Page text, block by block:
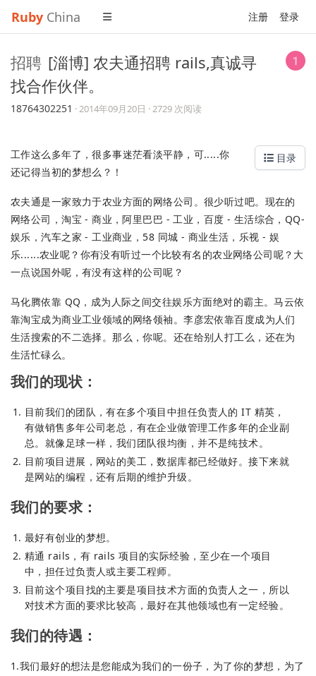
Ruby China 注册 登录
招聘 [淄博] 农夫通招聘 rails,真诚寻
找合作伙伴。
18764302251 ·2014年09月20日 · 2729 次阅读
目录
工作这么多年了，很多事迷茫看淡平静，可.....你
还记得当初的梦想么？！
农夫通是一家致力于农业方面的网络公司。很少听过吧。现在的
网络公司，淘宝 - 商业，阿里巴巴 - 工业，百度 - 生活综合，QQ-
娱乐，汽车之家 - 工业商业，58 同城 - 商业生活，乐视 - 娱
乐......农业呢？你有没有听过一个比较有名的农业网络公司呢？大
一点说国外呢，有没有这样的公司呢？
马化腾依靠 QQ，成为人际之间交往娱乐方面绝对的霸主。马云依
靠淘宝成为商业工业领域的网络领袖。李彦宏依靠百度成为人们
生活搜索的不二选择。那么，你呢。还在给别人打工么，还在为
生活忙碌么。
我们的现状：
目前我们的团队，有在多个项目中担任负责人的 IT 精英，
有做销售多年公司老总，有在企业做管理工作多年的企业副
总。就像足球一样，我们团队很均衡，并不是纯技术。
目前项目进展，网站的美工，数据库都已经做好。接下来就
是网站的编程，还有后期的维护升级。
我们的要求：
最好有创业的梦想。
精通 rails，有 rails 项目的实际经验，至少在一个项目
中，担任过负责人或主要工程师。
目前这个项目找的主要是项目技术方面的负责人之一，所以
对技术方面的要求比较高，最好在其他领域也有一定经验。
我们的待遇：
1.我们最好的想法是您能成为我们的一份子，为了你的梦想，为了